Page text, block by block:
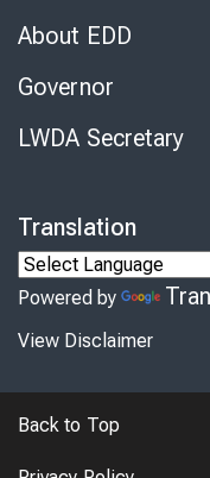
About EDD
Governor
LWDA Secretary
Translation
Powered by
View Disclaimer
Back to Top